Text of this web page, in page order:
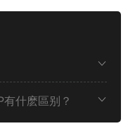
什麽區别？